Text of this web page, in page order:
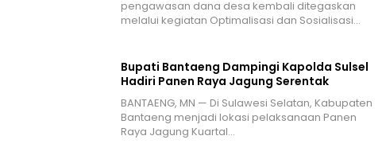
pengawasan dana desa kembali ditegaskan
melalui kegiatan Optimalisasi dan Sosialisasi…
Bupati Bantaeng Dampingi Kapolda Sulsel
Hadiri Panen Raya Jagung Serentak
BANTAENG, MN — Di Sulawesi Selatan, Kabupaten
Bantaeng menjadi lokasi pelaksanaan Panen
Raya Jagung Kuartal…